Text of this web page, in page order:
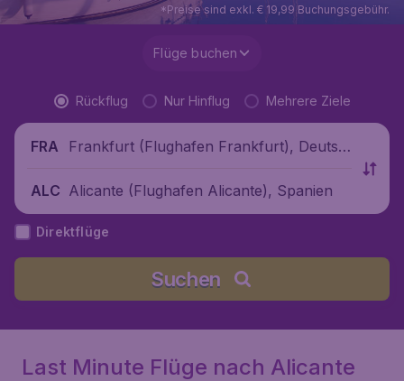
*Preise sind exkl. € 19,99 Buchungsgebühr.
Flüge buchen
Rückflug Nur Hinflug Mehrere Ziele
FRA
Frankfurt (Flughafen Frankfurt), Deutsc
ALC Alicante (Flughafen Alicante), Spanien
Direktflüge
Suchen
Last Minute Flüge nach Alicante